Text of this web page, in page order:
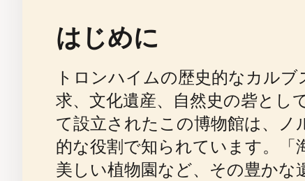
はじめに
トロンハイムの歴史的なカル
求、文化遺産、自然史の砦とし
て設立されたこの博物館は、
的な役割で知られています。「
美しい植物園など、その豊かな